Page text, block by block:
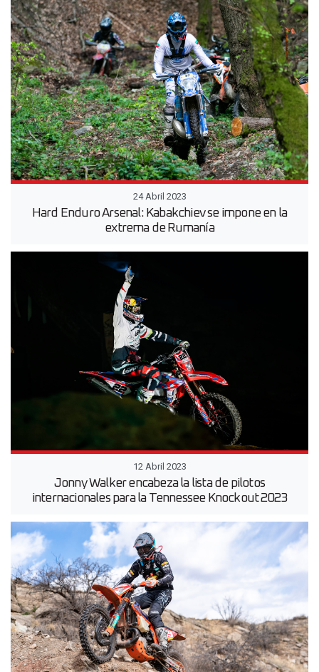
24 Abril 2023
Hard Enduro Arsenal: Kabakchiev se impone en la
extrema de Rumanía
12 Abril 2023
Jonny Walker encabeza la lista de pilotos
internacionales para la Tennessee Knockout 2023